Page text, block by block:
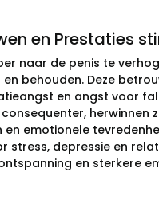
en Prestaties
naar de penis te
behouden. Deze
en angst voor
herwinnen
emotionele
depressie en
en sterkere